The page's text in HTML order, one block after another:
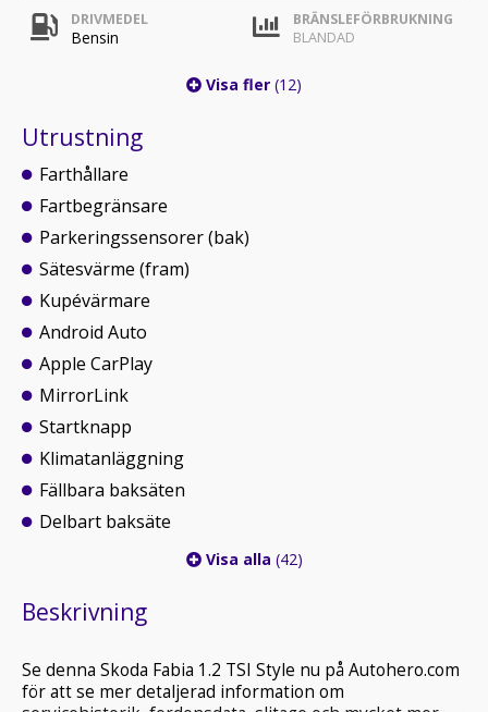
DRIVMEDEL
Bensin
BRÄNSLEFÖRBRUKNING
BLANDAD
Visa fler (12)
Utrustning
Farthållare
Fartbegränsare
Parkeringssensorer (bak)
Sätesvärme (fram)
Kupévärmare
Android Auto
Apple CarPlay
MirrorLink
Startknapp
Klimatanläggning
Fällbara baksäten
Delbart baksäte
Visa alla (42)
Beskrivning
Se denna Skoda Fabia 1.2 TSI Style nu på Autohero.com
för att se mer detaljerad information om